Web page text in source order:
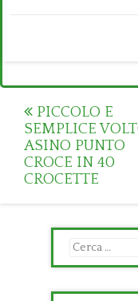
Post
navigation
PICCOLO E
SEMPLICE
ASINO PUNTO
CROCE IN 40
CROCETTE
Ricerca
per: